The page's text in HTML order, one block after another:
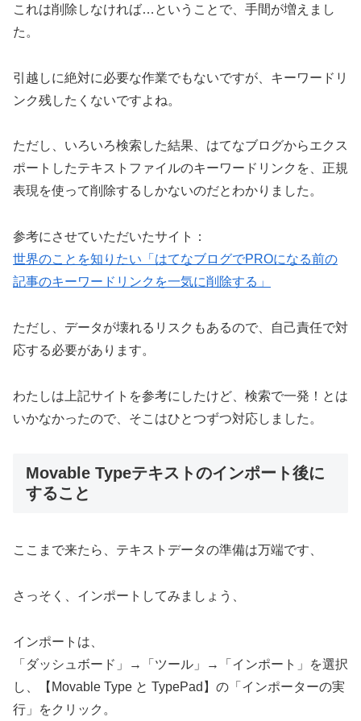
これは削除しなければ…ということで、手間が増えまし
た。
引越しに絶対に必要な作業でもないですが、キーワードリ
ンク残したくないですよね。
ただし、いろいろ検索した結果、はてなブログからエクス
ポートしたテキストファイルのキーワードリンクを、正規
表現を使って削除するしかないのだとわかりました。
参考にさせていただいたサイト：
世界のことを知りたい「はてなブログでPROになる前の
記事のキーワードリンクを一気に削除する」
ただし、データが壊れるリスクもあるので、自己責任で対
応する必要があります。
わたしは上記サイトを参考にしたけど、検索で一発！とは
いかなかったので、そこはひとつずつ対応しました。
Movable Typeテキストのインポート後に
すること
ここまで来たら、テキストデータの準備は万端です、
さっそく、インポートしてみましょう、
インポートは、
「ダッシュボード」→「ツール」→「インポート」を選択
し、【Movable Type と TypePad】の「インポーターの実
行」をクリック。